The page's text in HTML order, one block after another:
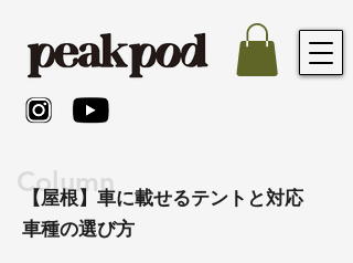
Column
【屋根】車に載せるテントと対応
車種の選び方